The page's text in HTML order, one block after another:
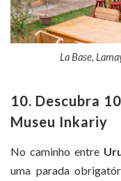
La Base,
10. Descubra
Museu Inkariy
No caminho entre
uma parada